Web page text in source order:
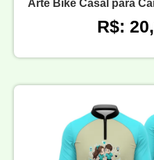
Arte Bike Casal para
R$: